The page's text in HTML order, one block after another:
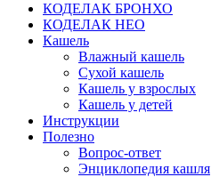
КОДЕЛАК БРОНХО
КОДЕЛАК НЕО
Кашель
Влажный кашель
Сухой кашель
Кашель у взрослых
Кашель у детей
Инструкции
Полезно
Вопрос-ответ
Энциклопедия кашля